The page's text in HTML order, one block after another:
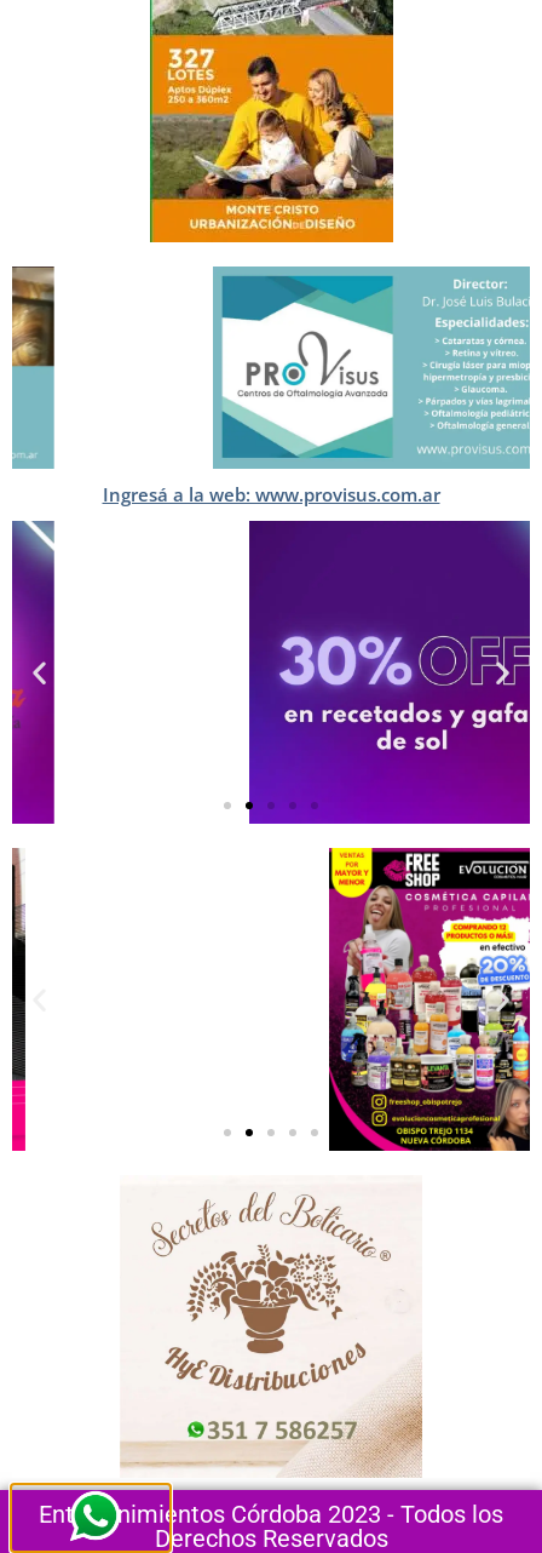
Ingresá a la web: www.provisus.com.ar
Entretenimientos Córdoba 2023 - Todos los
Derechos Reservados